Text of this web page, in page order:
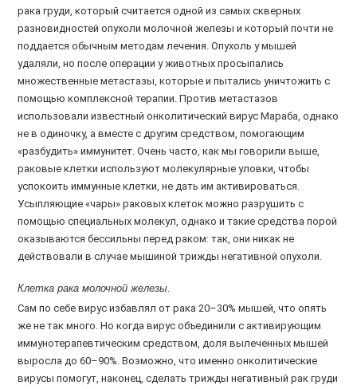
рака груди, который считается одной из самых скверных
разновидностей опухоли молочной железы и который почти не
поддается обычным методам лечения. Опухоль у мышей
удаляли, но после операции у животных просыпались
множественные метастазы, которые и пытались уничтожить с
помощью комплексной терапии. Против метастазов
использовали известный онколитический вирус Мараба, однако
не в одиночку, а вместе с другим средством, помогающим
«разбудить» иммунитет. Очень часто, как мы говорили выше,
раковые клетки используют молекулярные уловки, чтобы
успокоить иммунные клетки, не дать им активироваться.
Усыпляющие «чары» раковых клеток можно разрушить с
помощью специальных молекул, однако и такие средства порой
оказываются бессильны перед раком: так, они никак не
действовали в случае мышиной трижды негативной опухоли.
Клетка рака молочной железы.
Сам по себе вирус избавлял от рака 20–30% мышей, что опять
же не так много. Но когда вирус объединили с активирующим
иммунотерапевтическим средством, доля вылеченных мышей
выросла до 60–90%. Возможно, что именно онколитические
вирусы помогут, наконец, сделать трижды негативный рак груди